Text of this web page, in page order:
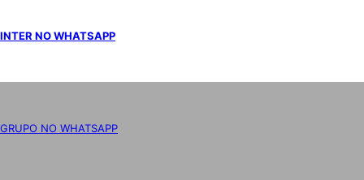
INTER NO WHATSAPP
GRUPO NO WHATSAPP